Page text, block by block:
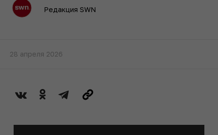
Редакция SWN
28 апреля 2026